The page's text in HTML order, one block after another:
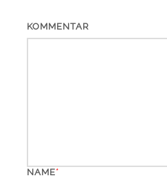
KOMMENTAR
NAME*